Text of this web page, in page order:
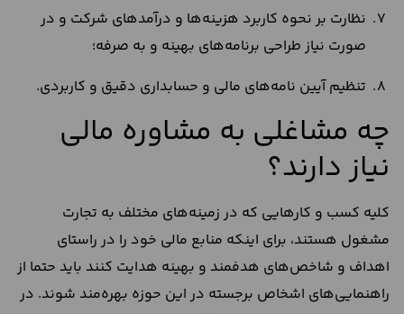
نظارت بر نحوه کاربرد هزینه‌ها و درآمدهای شرکت و در
صورت نیاز طراحی برنامه‌های بهینه و به صرفه؛
تنظیم آیین‌ نامه‌های مالی و حسابداری دقیق و کاربردی.
چه مشاغلی به مشاوره مالی
نیاز دارند؟
کلیه کسب و کار‌هایی که در زمینه‌های مختلف به تجارت
مشغول هستند، برای اینکه منابع مالی خود را در راستای
اهداف و شاخص‌های هدفمند و بهینه هدایت کنند باید حتما از
راهنمایی‌های اشخاص برجسته در این حوزه بهره‌مند شوند. در